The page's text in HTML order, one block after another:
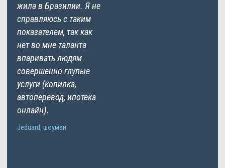
жила в Бразилии. Я не
справляюсь с таким
показателем, так как
нет во мне таланта
впаривать людям
совершенно глупые
услуги (копилка,
автоперевод, ипотека
онлайн).
Jeduard, шоумен